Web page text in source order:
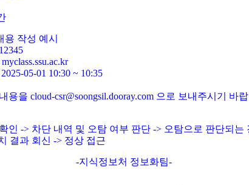
용 작성 예시
05-01 10:30 ~ 10:35
용을 cloud-csr@soongsil.dooray.com 으로 보내주시기 바
인 -> 차단 내역 및 오탐 여부 판단 -> 오탐으로 판단되는
결과 회신 -> 정상 접근
-지식정보처 정보화팀-